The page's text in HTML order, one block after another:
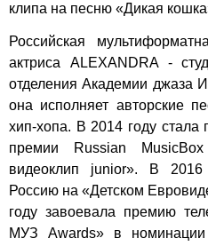
клипа на песню «Дикая
Российская
актриса ALEXANDRA -
отделения Академии джаза
она исполняет авторские
хип-хопа. В 2014 году стала
премии Russian
видеоклип junior». В
Россию на «Детском
году завоевала премию
МУЗ Awards» в